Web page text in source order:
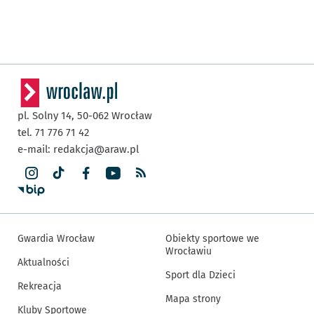
pl. Solny 14, 50-062 Wrocław
tel. 71 776 71 42
e-mail: redakcja@araw.pl
Gwardia Wrocław
Aktualności
Rekreacja
Kluby Sportowe
Obiekty sportowe we
Wrocławiu
Sport dla Dzieci
Mapa strony